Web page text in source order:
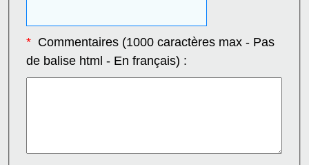
*Commentaires (1000 caractères max - Pas
de balise html - En français) :